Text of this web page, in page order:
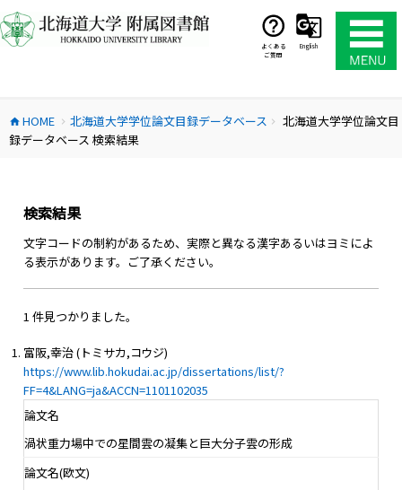
ン
テ
ス
キ
よくある
ご質問
English
home HOME chevron_right 北海道大学学位論文目録データベース chevron_right
北海道大学学位論文目
録データベース 検索結果
検索結果
文字コードの制約があるため、実際と異なる漢字あるいはヨミによ
る表示があります。ご了承ください。
1 件見つかりました。
富阪,幸治 (トミサカ,コウジ)
https://www.lib.hokudai.ac.jp/dissertations/list/?
FF=4&LANG=ja&ACCN=1101102035
論文名
渦状重力場中での星間雲の凝集と巨大分子雲の形成
論文名(欧文)